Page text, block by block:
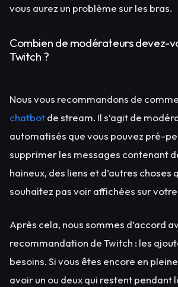
vous aurez un problème sur les bras.
Combien de modérateurs devez-
Twitch ?
Nous vous recommandons de
chatbotde stream. Il s’agit de
automatisés que vous pouvez pré-
supprimer les messages contenant
haineux, des liens et d’autres choses
souhaitez pas voir affichées sur
Après cela, nous sommes d’accord
recommandation de Twitch : les
besoins. Si vous êtes encore en
avoir un ou deux qui restent pendant